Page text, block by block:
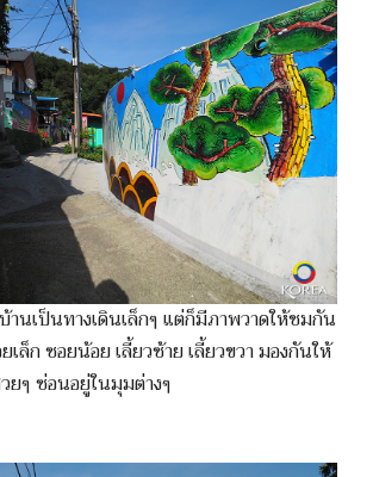
านเป็นทางเดินเล็กๆ แต่ก็มีภาพวาดให้ชมกัน
เล็ก ซอยน้อย เลี้ยวซ้าย เลี้ยวขวา มองกันให้
ยๆ ซ่อนอยู่ในมุมต่างๆ